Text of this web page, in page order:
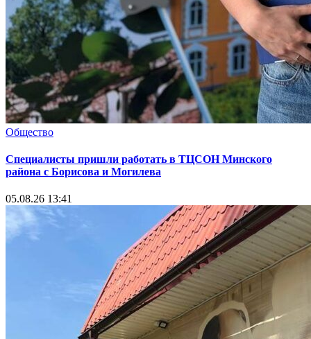
Общество
Специалисты пришли работать в ТЦСОН Минского
района с Борисова и Могилева
05.08.26 13:41